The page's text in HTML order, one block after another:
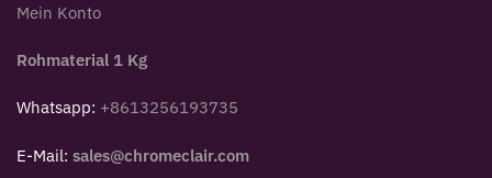
Mein Konto
Rohmaterial 1 Kg
Whatsapp: +8613256193735
E-Mail: sales@chromeclair.com